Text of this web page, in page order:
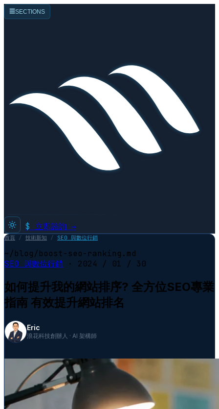
☰SECTIONS
$ 立即諮詢 →
首頁 / 技術新知 / SEO 與數位行銷
~/blog/boost-seo-ranking.md
SEO 與數位行銷 · 2024 / 01 / 30
如何提升我的網站排序? 全方位SEO專業
指南 有效提升網站排名
Eric
浪花科技創辦人 · AI 架構師